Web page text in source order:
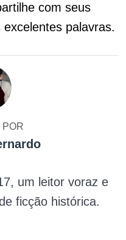
com seus
palavras.
POR
um leitor voraz e
ficção histórica.